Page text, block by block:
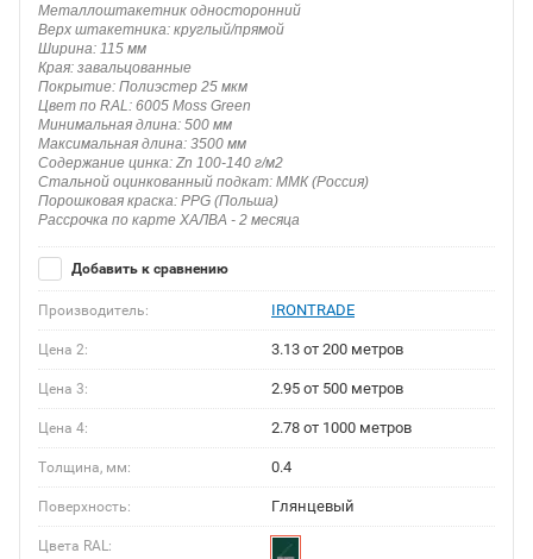
Металлоштакетник односторонний
Верх штакетника: круглый/прямой
Ширина: 115 мм
Края: завальцованные
Покрытие: Полиэстер 25 мкм
Цвет по RAL: 6005 Moss Green
Минимальная длина: 500 мм
Максимальная длина: 3500 мм
Содержание цинка: Zn 100-140 г/м2
Стальной оцинкованный подкат: ММК (Россия)
Порошковая краска: PPG (Польша)
Рассрочка по карте ХАЛВА - 2 месяца
Добавить к сравнению
Производитель: IRONTRADE
Цена 2: 3.13 от 200 метров
Цена 3: 2.95 от 500 метров
Цена 4: 2.78 от 1000 метров
Толщина, мм: 0.4
Поверхность: Глянцевый
Цвета RAL: